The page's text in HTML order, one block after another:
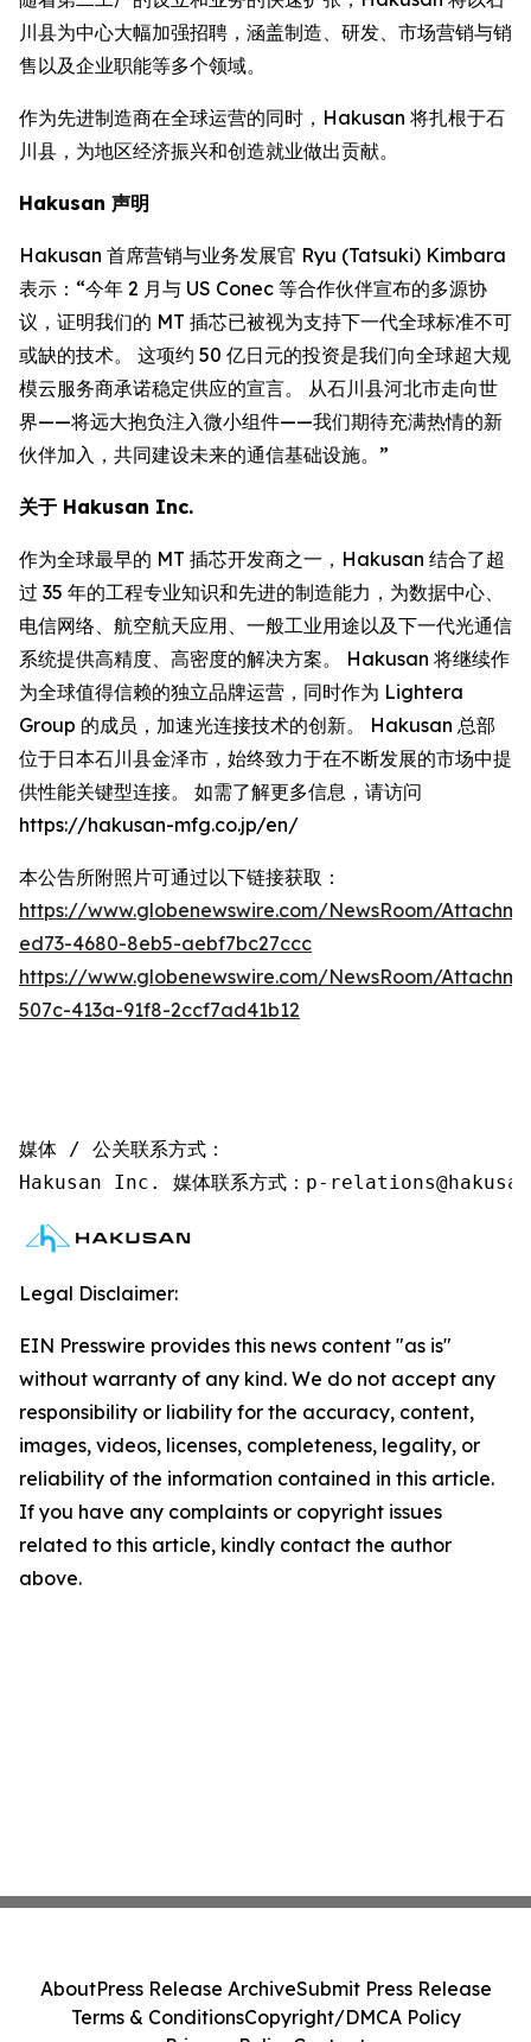
川县为中心大幅加强招聘，涵盖制造、研发、市场营销与销
售以及企业职能等多个领域。
作为先进制造商在全球运营的同时，Hakusan 将扎根于石
川县，为地区经济振兴和创造就业做出贡献。
Hakusan 声明
Hakusan 首席营销与业务发展官 Ryu (Tatsuki) Kimbara
表示：“今年 2 月与 US Conec 等合作伙伴宣布的多源协
议，证明我们的 MT 插芯已被视为支持下一代全球标准不可
或缺的技术。 这项约 50 亿日元的投资是我们向全球超大规
模云服务商承诺稳定供应的宣言。 从石川县河北市走向世
界——将远大抱负注入微小组件——我们期待充满热情的新
伙伴加入，共同建设未来的通信基础设施。”
关于 Hakusan Inc.
作为全球最早的 MT 插芯开发商之一，Hakusan 结合了超
过 35 年的工程专业知识和先进的制造能力，为数据中心、
电信网络、航空航天应用、一般工业用途以及下一代光通信
系统提供高精度、高密度的解决方案。 Hakusan 将继续作
为全球值得信赖的独立品牌运营，同时作为 Lightera
Group 的成员，加速光连接技术的创新。 Hakusan 总部
位于日本石川县金泽市，始终致力于在不断发展的市场中提
供性能关键型连接。 如需了解更多信息，请访问
https://hakusan-mfg.co.jp/en/
本公告所附照片可通过以下链接获取：
https://www.globenewswire.com/NewsRoom/
ed73-4680-8eb5-aebf7bc27ccc
https://www.globenewswire.com/NewsRoom/
507c-413a-91f8-2ccf7ad41b12
媒体 / 公关联系方式：
Hakusan Inc. 媒体联系方式：p-
Legal Disclaimer:
EIN Presswire provides this news content "as is"
without warranty of any kind. We do not accept any
responsibility or liability for the accuracy, content,
images, videos, licenses, completeness, legality, or
reliability of the information contained in this article.
If you have any complaints or copyright issues
related to this article, kindly contact the author
above.
AboutPress Release ArchiveSubmit Press Release
Terms & ConditionsCopyright/DMCA Policy